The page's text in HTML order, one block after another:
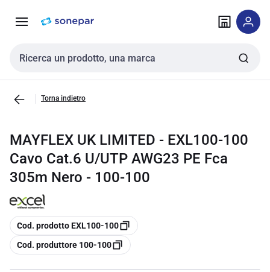
navigazione alla
Cerca input
Torna indietro
MAYFLEX UK LIMITED - EXL100-100
Cavo Cat.6 U/UTP AWG23 PE Fca
305m Nero - 100-100
copia
Cod. prodotto EXL100-100
copia
Cod. produttore 100-100